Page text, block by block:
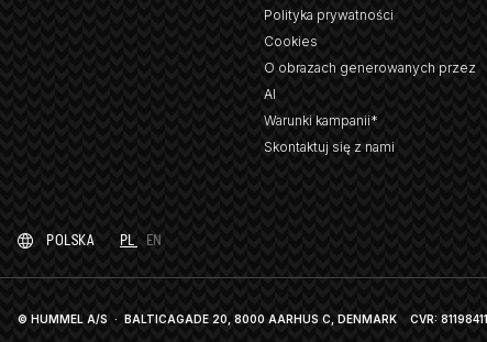
Polityka prywatności
Cookies
O obrazach generowanych przez
AI
Warunki kampanii*
Skontaktuj się z nami
POLSKA PL EN
© HUMMEL A/S · BALTICAGADE 20, 8000 AARHUS C, DENMARK CVR: 81198411